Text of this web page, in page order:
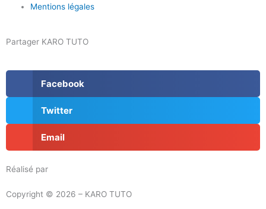
Mentions légales
Partager KARO TUTO
Facebook
Twitter
Email
Réalisé par
Copyright © 2026 – KARO TUTO